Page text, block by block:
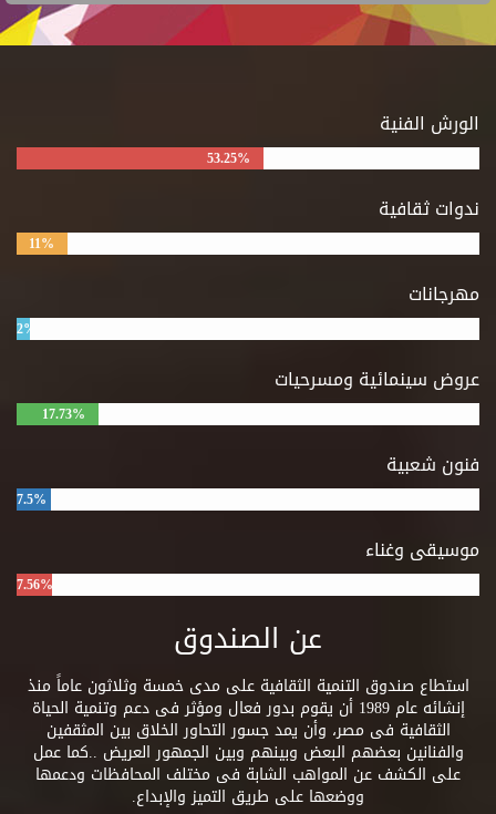
الورش الفنية
53.25%
ندوات ثقافية
11%
مهرجانات
2%
عروض سينمائية ومسرحيات
17.73%
فنون شعبية
7.5%
موسيقى وغناء
7.56%
عن الصندوق
استطاع صندوق التنمية الثقافية على مدى خمسة وثلاثون عاماً منذ
إنشائه عام 1989 أن يقوم بدور فعال ومؤثر فى دعم وتنمية الحياة
الثقافية فى مصر، وأن يمد جسور التحاور الخلاق بين المثقفين
والفنانين بعضهم البعض وبينهم وبين الجمهور العريض ..كما عمل
على الكشف عن المواهب الشابة فى مختلف المحافظات ودعمها
ووضعها على طريق التميز والإبداع.